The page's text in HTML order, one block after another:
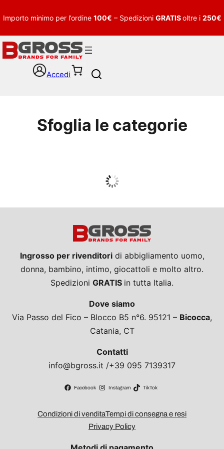
Importo minimo per l’ordine 100€ – Spedizioni GRATISoltre i 250€
Accedi
h
Sfoglia le categorie
Guarda tutto
Ingrosso per rivenditoridi abbigliamento uomo,
donna, bambino, intimo, giocattoli e molto altro.
Spedizioni GRATIS in tutta Italia.
Dove siamo
Via Passo del Fico – Blocco B5 n°6. 95121 – Bicocca,
Catania, CT
Contatti
info@bgross.it /+39 095 7139317
Facebook Instagram TikTok
Condizioni di venditaTempi di consegna e resi
Privacy Policy